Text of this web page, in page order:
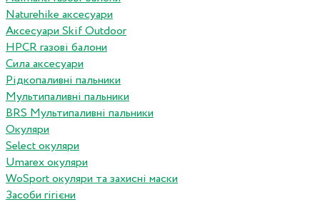
Naturehike аксесуари
Аксесуари Skif Outdoor
HPCR газові балони
Сила аксесуари
Рідкопаливні пальники
Мультипаливні пальники
BRS Мультипаливні пальники
Окуляри
Select окуляри
Umarex окуляри
WoSport окуляри та захисні маски
Засоби гігієни